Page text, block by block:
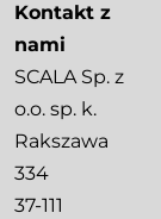
Kontakt z
nami
SCALA Sp. z
o.o. sp. k.
Rakszawa
334
37-111